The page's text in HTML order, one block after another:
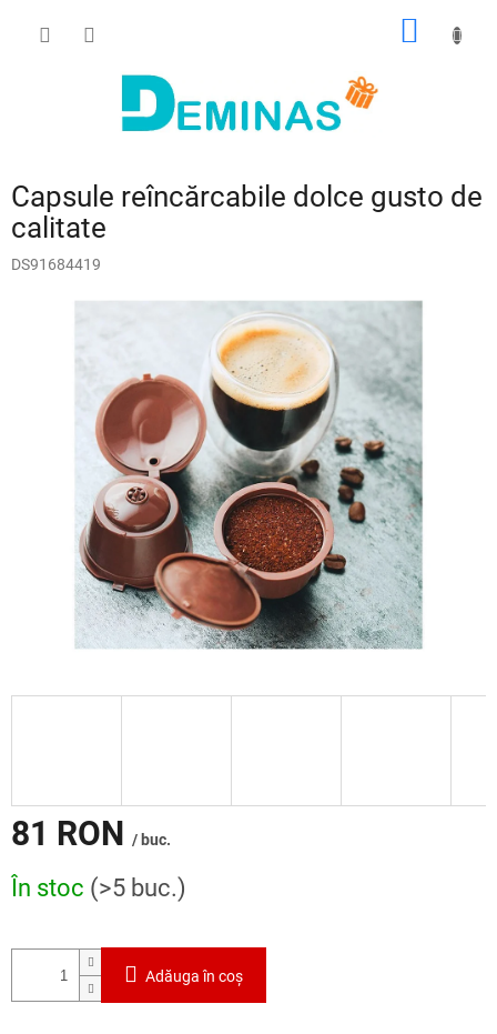
COŞ
Capsule reîncărcabile dolce gusto de
calitate
DS91684419
81 RON / buc.
Evaluare
preţ:
În stoc (>5 buc.)
Adăuga în coş